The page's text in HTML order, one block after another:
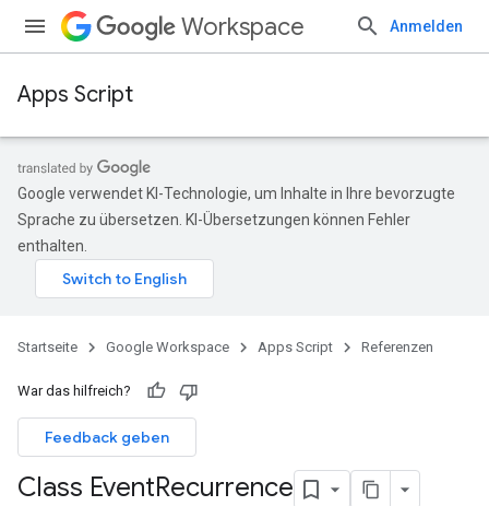
Workspace Anmelden
Apps Script
Google verwendet KI-Technologie, um Inhalte in Ihre bevorzugte
Sprache zu übersetzen. KI-Übersetzungen können Fehler
enthalten.
Startseite Google Workspace Apps Script Referenzen
War das hilfreich?
Feedback geben
Class EventRecurrence